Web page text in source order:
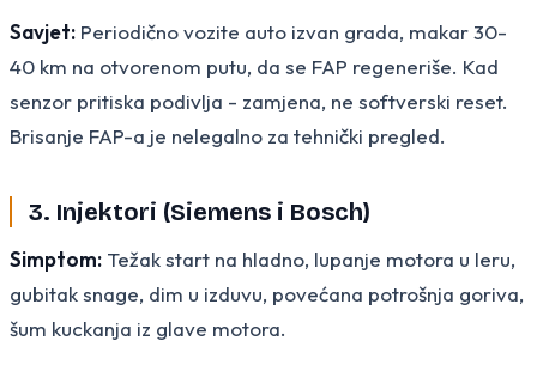
Savjet: Periodično vozite auto izvan grada, makar 30-
40 km na otvorenom putu, da se FAP regeneriše. Kad
senzor pritiska podivlja - zamjena, ne softverski reset.
Brisanje FAP-a je nelegalno za tehnički pregled.
3. Injektori (Siemens i Bosch)
Simptom: Težak start na hladno, lupanje motora u leru,
gubitak snage, dim u izduvu, povećana potrošnja goriva,
šum kuckanja iz glave motora.